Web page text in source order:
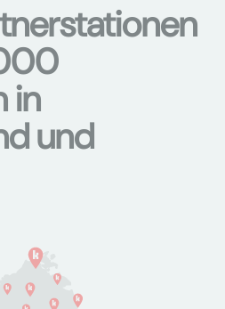
in
und